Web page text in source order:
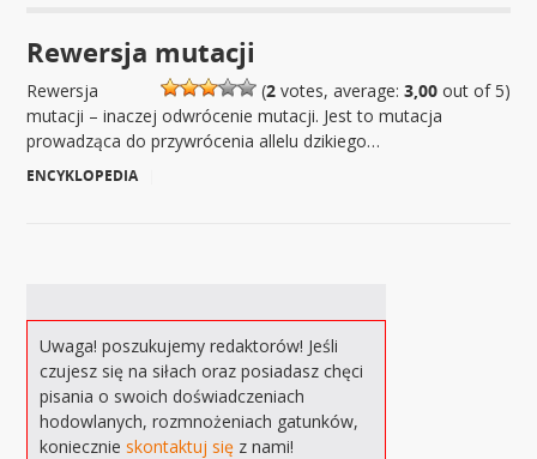
Rewersja mutacji
(2votes, average: 3,00out of 5)
Rewersja
mutacji – inaczej odwrócenie mutacji. Jest to mutacja
prowadząca do przywrócenia allelu dzikiego…
ENCYKLOPEDIA
Uwaga! poszukujemy redaktorów! Jeśli
czujesz się na siłach oraz posiadasz chęci
pisania o swoich doświadczeniach
hodowlanych, rozmnożeniach gatunków,
koniecznieskontaktuj się z nami!